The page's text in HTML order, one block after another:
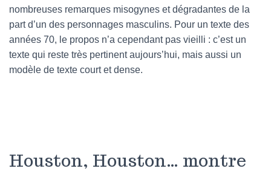
nombreuses remarques misogynes et dégradantes de la
part d’un des personnages masculins. Pour un texte des
années 70, le propos n’a cependant pas vieilli : c’est un
texte qui reste très pertinent aujours’hui, mais aussi un
modèle de texte court et dense.
Houston, Houston… montre